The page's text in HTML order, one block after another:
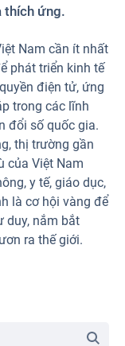
thích ứng.
Nam cần ít nhất
phát triển kinh tế
điện tử, ứng
trong các lĩnh
đổi số quốc gia.
thị trường gần
của Việt Nam
y tế, giáo dục,
là cơ hội vàng để
duy, nắm bắt
ra thế giới.